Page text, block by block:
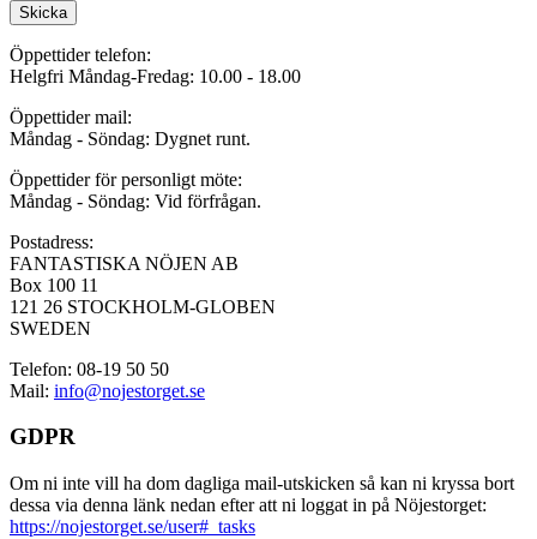
Skicka
Öppettider telefon:
Helgfri Måndag-Fredag: 10.00 - 18.00
Öppettider mail:
Måndag - Söndag: Dygnet runt.
Öppettider för personligt möte:
Måndag - Söndag: Vid förfrågan.
Postadress:
FANTASTISKA NÖJEN AB
Box 100 11
121 26 STOCKHOLM-GLOBEN
SWEDEN
Telefon: 08-19 50 50
Mail: info@nojestorget.se
GDPR
Om ni inte vill ha dom dagliga mail-utskicken så kan ni kryssa bort
dessa via denna länk nedan efter att ni loggat in på Nöjestorget:
https://nojestorget.se/user#_tasks